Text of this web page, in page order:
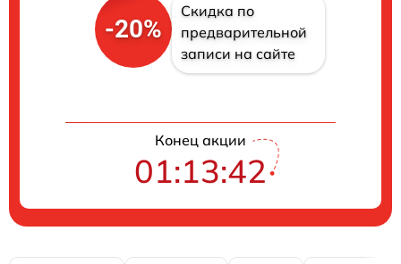
-20%
Скидка по
предварительной
записи на сайте
Конец акции
01:13:41